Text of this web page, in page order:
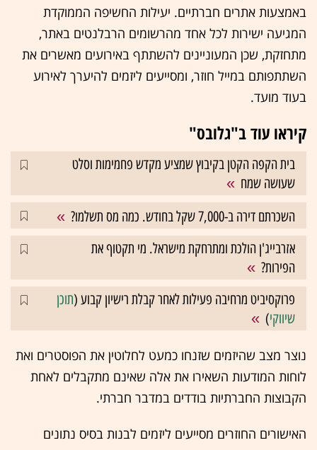
באמצעות אתרים חברתיים. יעילות החשיפה הממוקדת
המגיעה ישירות לכל אחד מהרשומים הרבלנטים באתר,
מתחזקת, שכן המעוניינים להשתתף באירועים מאשרים את
השתתפותם במייל חוזר, ומסייעים ליזמים להיערך לאירוע
בעוד מועד.
קיראו עוד ב"גלובס"
בית הקפה הקטן בקיבוץ שמציע מקדש פחמימות וסלט
שעושה שמח
השכרתם דירה ב-7,000 שקל בחודש. כמה מס תשלמו?
אזרבייג'ן הולכת ומתרחקת מישראל. מי תקטוף את
הפירות?
פרוקסיביט מרחיבה פעילות לאחר קבלת רישיון קבוע (תוכן
שיווקי)
נוצר מצב שהיזמים שזנחו כמעט לחלוטין את הפוסטרים ואת
לוחות המודעות השאירו את אלה שאינם מתקבלים לאחת
הקבוצות החברתיות בודדים במדבר חברתי.
האישורים החוזרים מסייעים ליזמים לבנות בסיס נתונים